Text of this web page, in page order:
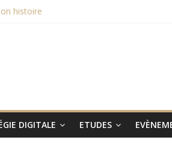
histoire
nouveaux smartphones Vertus
par …
Luxe aura lieu le 31 janvier 2017
DIGITALE ETUDES